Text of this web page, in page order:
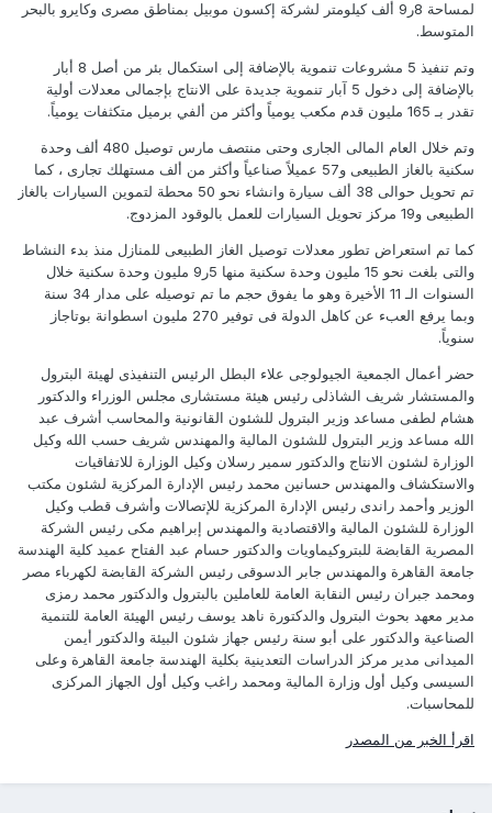
لمساحة 8ر9 ألف كيلومتر لشركة إكسون موبيل بمناطق مصرى وكايرو بالبحر
المتوسط.
وتم تنفيذ 5 مشروعات تنموية بالإضافة إلى استكمال بئر من أصل 8 أبار
بالإضافة إلى دخول 5 آبار تنموية جديدة على الانتاج بإجمالى معدلات أولية
تقدر بـ 165 مليون قدم مكعب يومياً وأكثر من ألفي برميل متكثفات يومياً.
وتم خلال العام المالى الجارى وحتى منتصف مارس توصيل 480 ألف وحدة
سكنية بالغاز الطبيعى و57 عميلاً صناعياً وأكثر من ألف مستهلك تجارى ، كما
تم تحويل حوالى 38 ألف سيارة وانشاء نحو 50 محطة لتموين السيارات بالغاز
الطبيعى و19 مركز تحويل السيارات للعمل بالوقود المزدوج.
كما تم استعراض تطور معدلات توصيل الغاز الطبيعى للمنازل منذ بدء النشاط
والتى بلغت نحو 15 مليون وحدة سكنية منها 5ر9 مليون وحدة سكنية خلال
السنوات الـ 11 الأخيرة وهو ما يفوق حجم ما تم توصيله على مدار 34 سنة
وبما يرفع العبء عن كاهل الدولة فى توفير 270 مليون اسطوانة بوتاجاز
سنوياً.
حضر أعمال الجمعية الجيولوجى علاء البطل الرئيس التنفيذى لهيئة البترول
والمستشار شريف الشاذلى رئيس هيئة مستشارى مجلس الوزراء والدكتور
هشام لطفى مساعد وزير البترول للشئون القانونية والمحاسب أشرف عبد
الله مساعد وزير البترول للشئون المالية والمهندس شريف حسب الله وكيل
الوزارة لشئون الانتاج والدكتور سمير رسلان وكيل الوزارة للاتفاقيات
والاستكشاف والمهندس حسانين محمد رئيس الإدارة المركزية لشئون مكتب
الوزير وأحمد راندى رئيس الإدارة المركزية للإتصالات وأشرف قطب وكيل
الوزارة للشئون المالية والاقتصادية والمهندس إبراهيم مكى رئيس الشركة
المصرية القابضة للبتروكيماويات والدكتور حسام عبد الفتاح عميد كلية الهندسة
جامعة القاهرة والمهندس جابر الدسوقى رئيس الشركة القابضة لكهرباء مصر
ومحمد جبران رئيس النقابة العامة للعاملين بالبترول والدكتور محمد رمزى
مدير معهد بحوث البترول والدكتورة ناهد يوسف رئيس الهيئة العامة للتنمية
الصناعية والدكتور على أبو سنة رئيس جهاز شئون البيئة والدكتور أيمن
الميدانى مدير مركز الدراسات التعدينية بكلية الهندسة جامعة القاهرة وعلى
السيسى وكيل أول وزارة المالية ومحمد راغب وكيل أول الجهاز المركزى
للمحاسبات.
اقرأ الخبر من المصدر